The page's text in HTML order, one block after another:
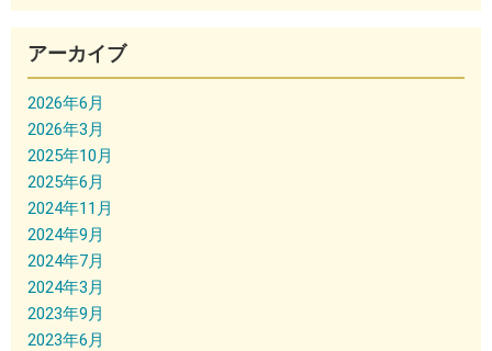
アーカイブ
2026年6月
2026年3月
2025年10月
2025年6月
2024年11月
2024年9月
2024年7月
2024年3月
2023年9月
2023年6月